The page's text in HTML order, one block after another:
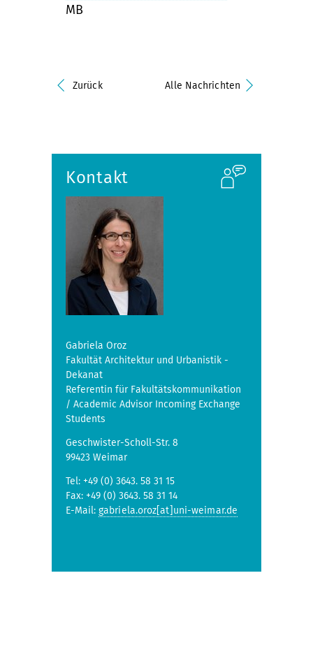
MB
Zurück Alle Nachrichten
Kontakt
Gabriela Oroz
Fakultät Architektur und Urbanistik -
Dekanat
Referentin für Fakultätskommunikation
/ Academic Advisor Incoming Exchange
Students
Geschwister-Scholl-Str. 8
99423 Weimar
Tel: +49 (0) 3643. 58 31 15
Fax: +49 (0) 3643. 58 31 14
E-Mail: gabriela.oroz[at]uni-weimar.de